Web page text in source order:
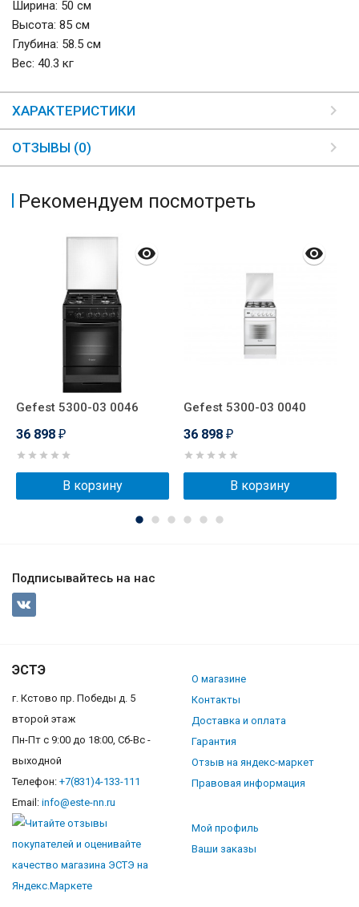
Ширина: 50 см
Высота: 85 см
Глубина: 58.5 см
Вес: 40.3 кг
ХАРАКТЕРИСТИКИ
ОТЗЫВЫ (0)
Рекомендуем посмотреть
Gefest 5300-03 0046
36 898 ₽
В корзину
Gefest 5300-03 0040
36 898 ₽
В корзину
Подписывайтесь на нас
ЭСТЭ
г. Кстово пр. Победы д. 5
второй этаж
Пн-Пт с 9:00 до 18:00, Сб-Вс -
выходной
Телефон: +7(831)4-133-111
Email: info@este-nn.ru
О магазине
Контакты
Доставка и оплата
Гарантия
Отзыв на яндекс-маркет
Правовая информация
Мой профиль
Ваши заказы